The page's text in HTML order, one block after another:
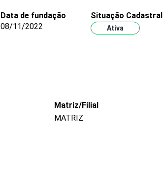
Data de fundação
08/11/2022
Situação Cadastral
Ativa
Matriz/Filial
MATRIZ